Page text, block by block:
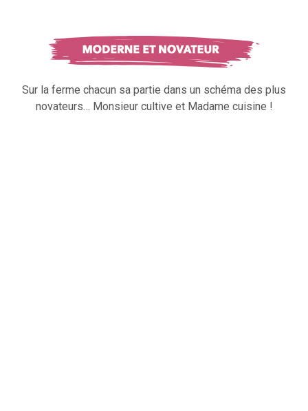
Sur la ferme chacun sa partie dans un schéma des plus
novateurs… Monsieur cultive et Madame cuisine !